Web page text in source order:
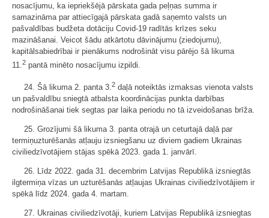
nosacījumu, ka iepriekšējā pārskata gada peļņas summa ir
samazināma par attiecīgajā pārskata gadā saņemto valsts un
pašvaldības budžeta dotāciju Covid-19 radītās krīzes seku
mazināšanai. Veicot šādu atkārtotu dāvinājumu (ziedojumu),
kapitālsabiedrībai ir pienākums nodrošināt visu pārējo šā likuma
11.2 pantā minēto nosacījumu izpildi.
24. Šā likuma 2. panta 3. 2 daļā noteiktās izmaksas vienota valsts
un pašvaldību sniegtā atbalsta koordinācijas punkta darbības
nodrošināšanai tiek segtas par laika periodu no tā izveidošanas brīža.
25. Grozījumi šā likuma 3. panta otrajā un ceturtajā daļā par
termiņuzturēšanās atļauju izsniegšanu uz diviem gadiem Ukrainas
civiliedzīvotājiem stājas spēkā 2023. gada 1. janvārī.
26. Līdz 2022. gada 31. decembrim Latvijas Republikā izsniegtās
ilgtermiņa vīzas un uzturēšanās atļaujas Ukrainas civiliedzīvotājiem ir
spēkā līdz 2024. gada 4. martam.
27. Ukrainas civiliedzīvotāji, kuriem Latvijas Republikā izsniegtas